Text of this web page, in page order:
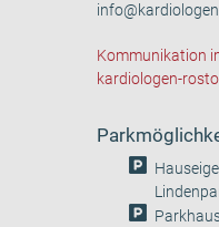
Kommunikation
kardiologen-